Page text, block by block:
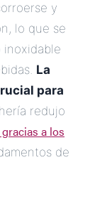
y
lo que se
La
para
redujo
a los
de